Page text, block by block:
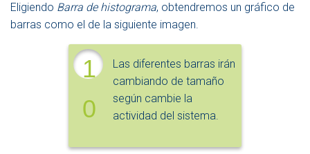
Eligiendo Barra de histograma, obtendremos un gráfico de
barras como el de la siguiente imagen.
1
0
Las diferentes barras irán
cambiando de tamaño
según cambie la
actividad del sistema.